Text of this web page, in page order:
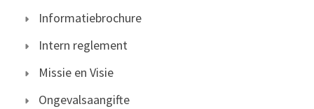
Informatiebrochure
Intern reglement
Missie en Visie
Ongevalsaangifte